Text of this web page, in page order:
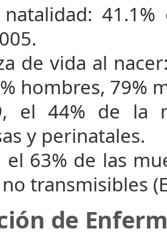
de vida al
hombres, 79%
el 44% de la
y perinatales.
el 63% de las
transmisibles
de